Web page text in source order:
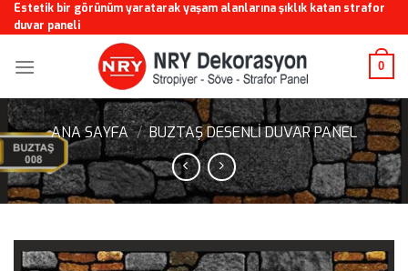
Skip
to
Estetik bir görünüm yaratarak yaşam alanlarına şıklık katan strafor
duvar paneli
0
ANA SAYFA / BUZTAŞ DESENLI DUVAR PANEL